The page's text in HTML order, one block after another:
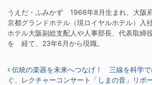
うえだ・ふみかず 1966年8月生まれ、大阪
京都グランドホテル（現ロイヤルホテル）入
ホテル大阪副総支配人や人事部長、代表取締
を 経て、23年6月から現職。
投稿ナビゲーション
伝統の楽器を未来へつなげ！ 三線を科学
ぐ、レクチャーコンサート「しまの音」リポ